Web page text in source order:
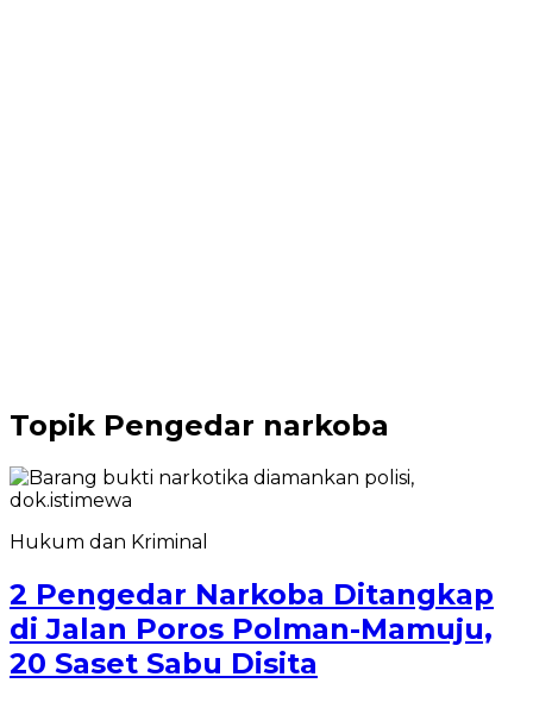
Topik Pengedar narkoba
Hukum dan Kriminal
2 Pengedar Narkoba Ditangkap
di Jalan Poros Polman-Mamuju,
20 Saset Sabu Disita